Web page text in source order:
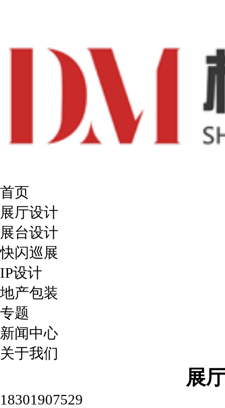
首页
展厅设计
展台设计
快闪巡展
IP设计
地产包装
专题
新闻中心
关于我们
展
18301907529